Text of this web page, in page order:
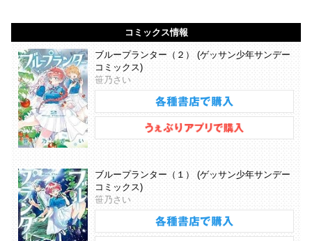
コミックス情報
ブループランター（２） (ゲッサン少年サンデー
コミックス)
笹乃さい
ブループランター（１） (ゲッサン少年サンデー
コミックス)
笹乃さい